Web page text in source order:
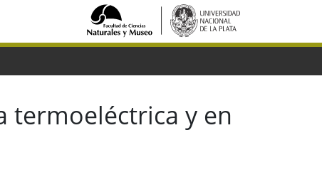
termoeléctrica y en